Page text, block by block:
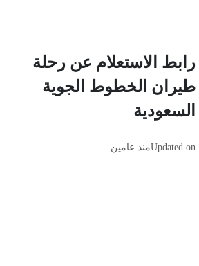
رابط الاستعلام عن رحلة
طيران الخطوط الجوية
السعودية
Updated onمنذ عامين